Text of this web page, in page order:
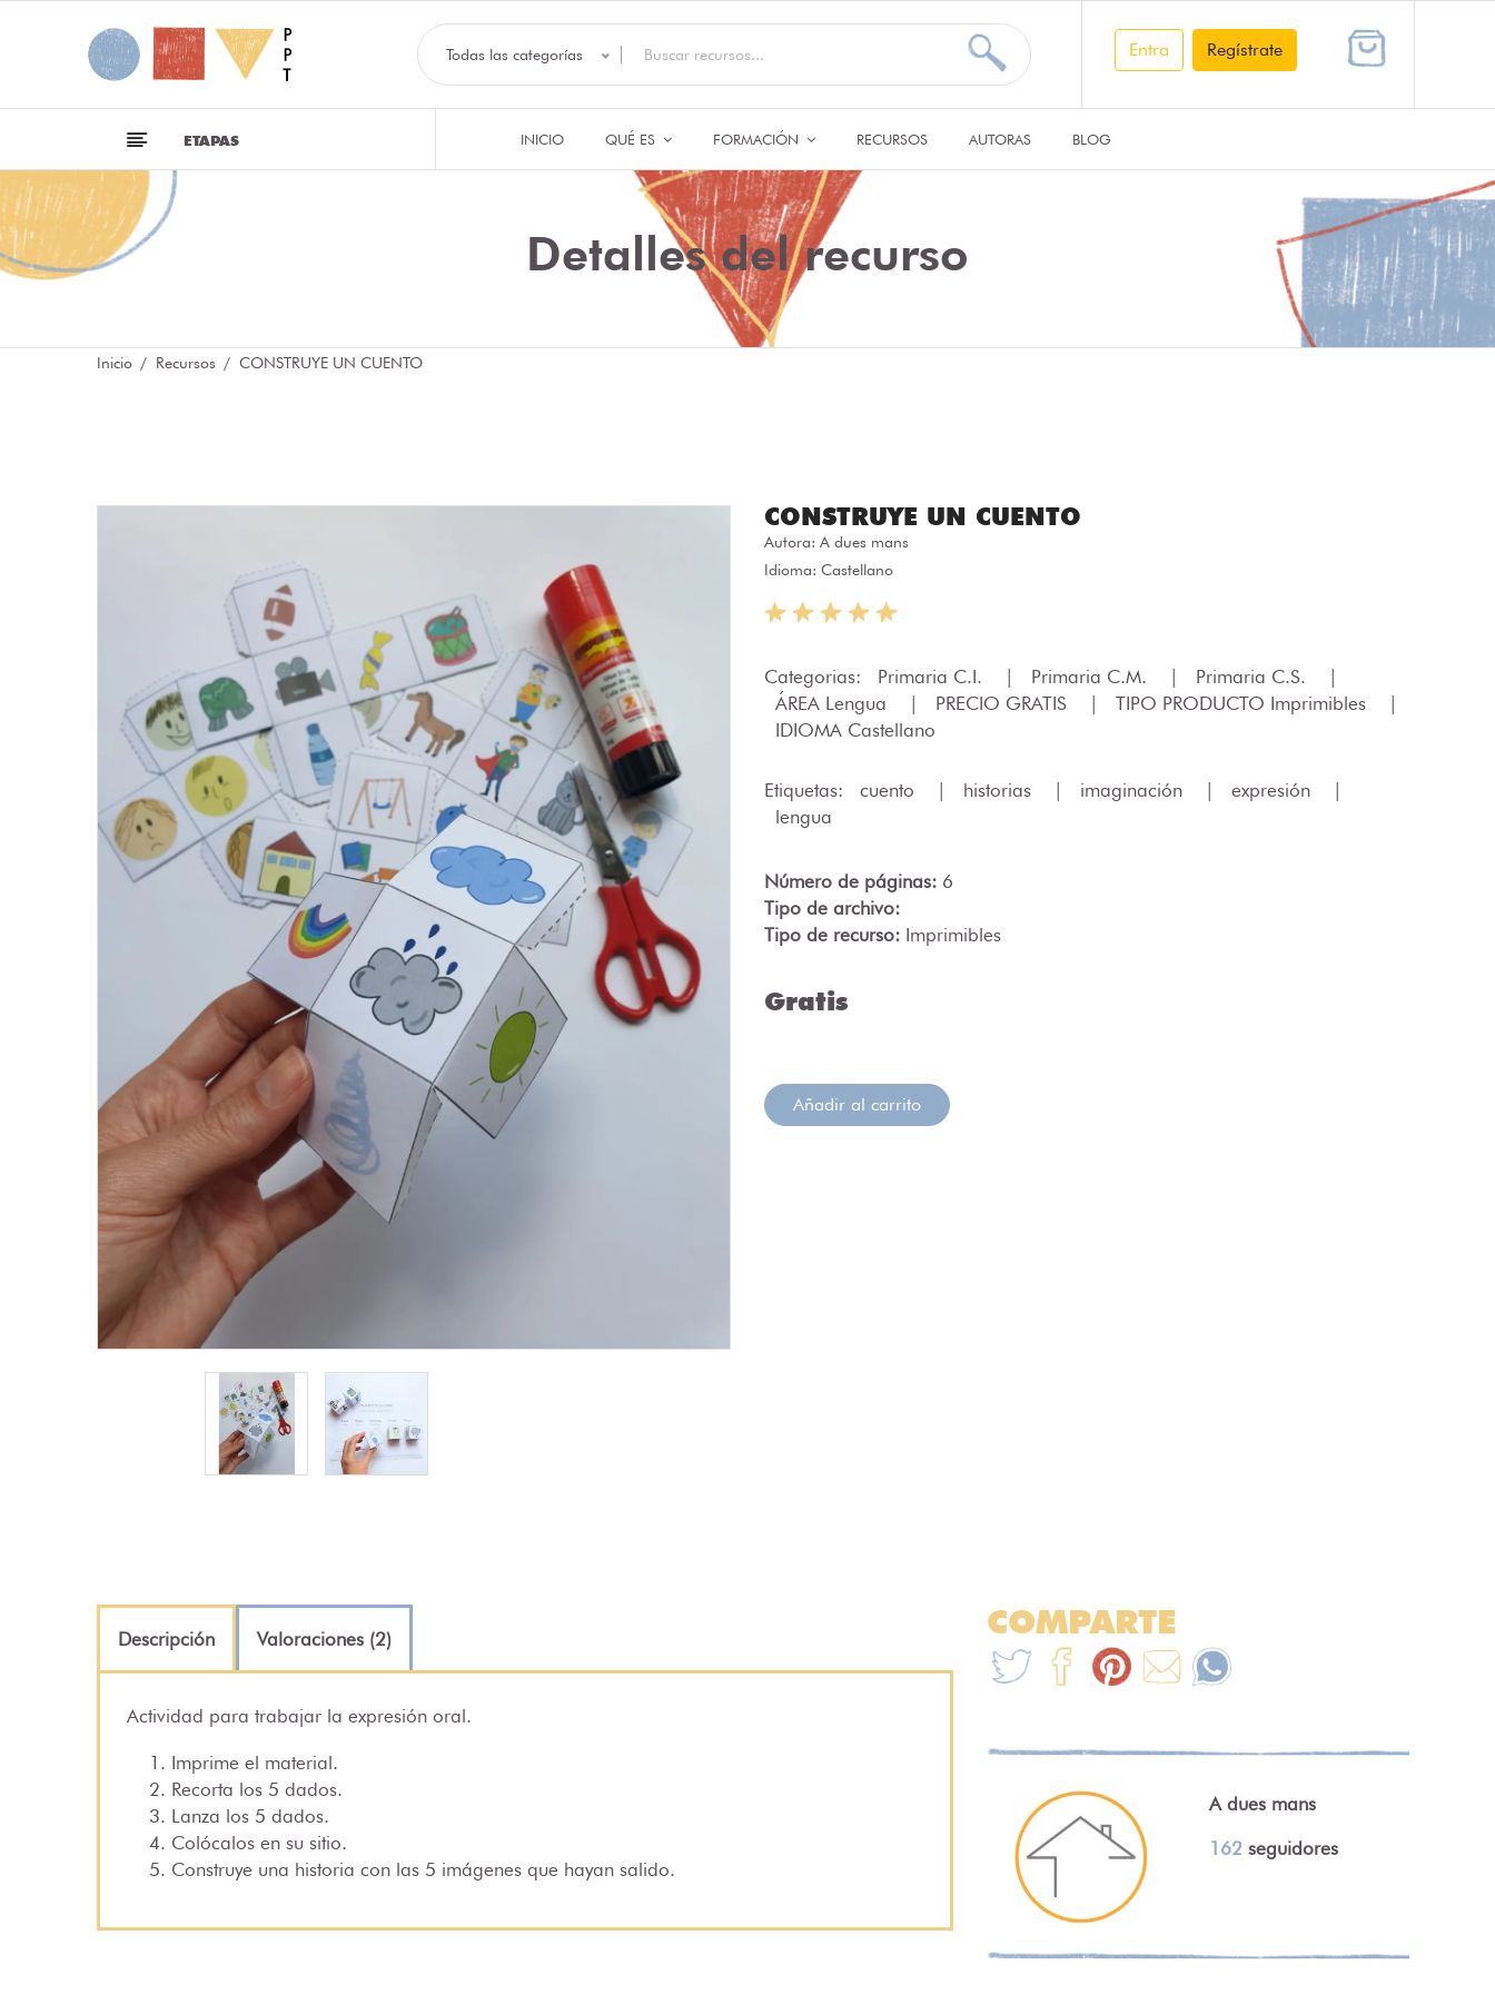
Todas las categorías Entra Regístrate
ETAPAS INICIO QUÉ ES FORMACIÓN RECURSOS AUTORAS BLOG
Detalles del recurso
Inicio Recursos CONSTRUYE UN CUENTO
CONSTRUYE UN CUENTO
Autora: A dues mans
Idioma: Castellano
Categorias: Primaria C.I. Primaria C.M. Primaria C.S.
ÁREA Lengua
PRECIO GRATIS TIPO PRODUCTO Imprimibles
IDIOMA Castellano
Etiquetas: cuento historias imaginación expresión
lengua
Número de páginas: 6
Tipo de archivo:
Tipo de recurso: Imprimibles
Gratis
Añadir al carrito
Descripción Valoraciones (2)
Actividad para trabajar la expresión oral.
Imprime el material.
Recorta los 5 dados.
Lanza los 5 dados.
Colócalos en su sitio.
Construye una historia con las 5 imágenes que hayan salido.
COMPARTE
A dues mans
162 seguidores